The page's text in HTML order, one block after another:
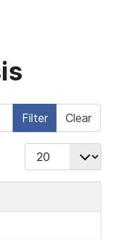
Filter Clear
Display #